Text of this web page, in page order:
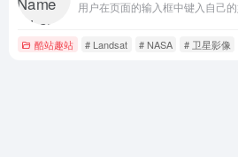
酷站趣站 # Landsat # NASA # 卫星影像